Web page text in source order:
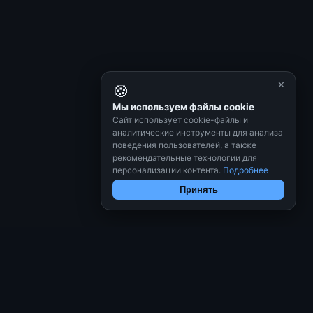
✕
🍪
Мы используем файлы cookie
Сайт использует cookie-файлы и
аналитические инструменты для анализа
поведения пользователей, а также
рекомендательные технологии для
персонализации контента. Подробнее
Принять